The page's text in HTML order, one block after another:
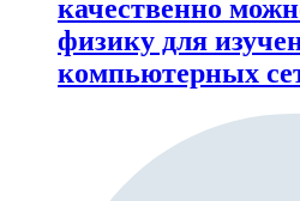
качественно
физику для
компьютерных